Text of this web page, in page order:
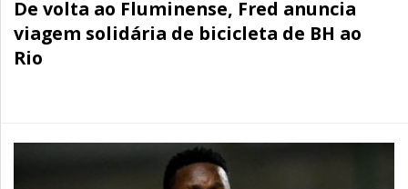
De volta ao Fluminense, Fred anuncia
viagem solidária de bicicleta de BH ao
Rio